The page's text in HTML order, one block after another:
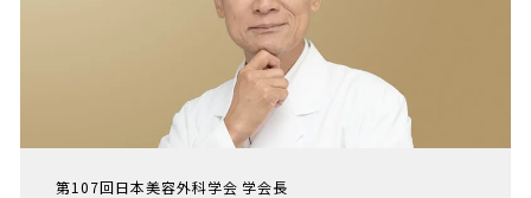
第107回日本美容外科学会 学会長